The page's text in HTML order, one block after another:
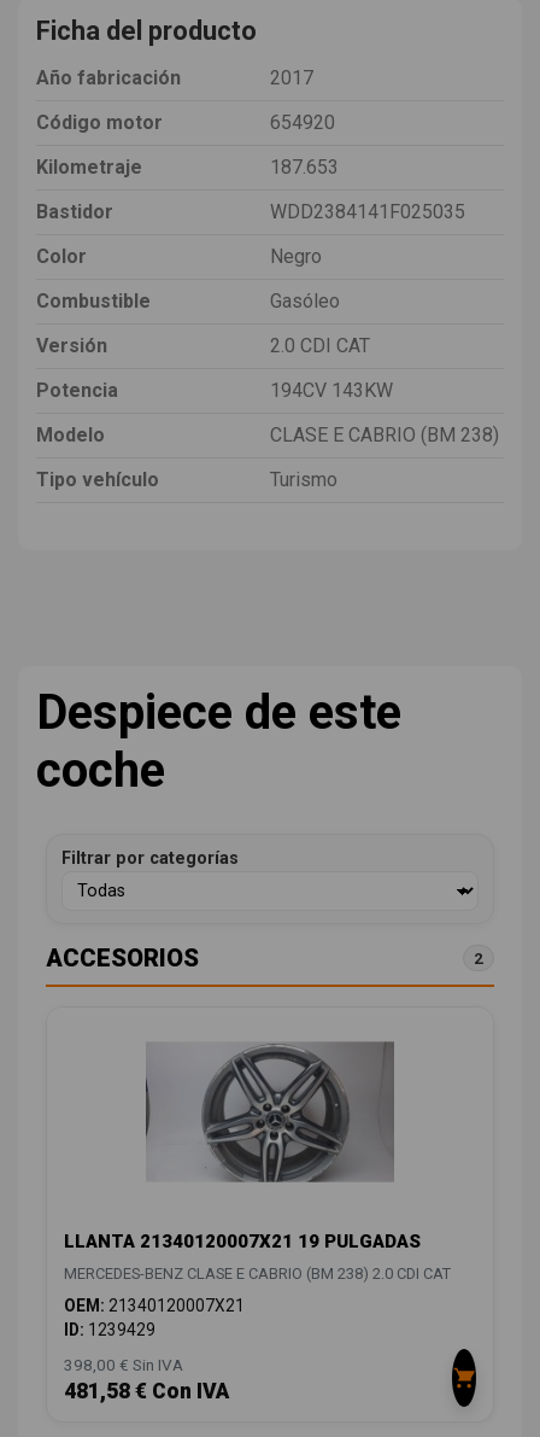
Ficha del producto
Año fabricación
2017
Código motor
654920
Kilometraje
187.653
Bastidor
WDD2384141F025035
Color
Negro
Combustible
Gasóleo
Versión
2.0 CDI CAT
Potencia
194CV 143KW
Modelo
CLASE E CABRIO (BM 238)
Tipo vehículo
Turismo
Despiece de este
coche
Filtrar por categorías
ACCESORIOS 2
LLANTA 21340120007X21 19 PULGADAS
MERCEDES-BENZ CLASE E CABRIO (BM 238) 2.0 CDI CAT
OEM: 21340120007X21
ID: 1239429
398,00 € Sin IVA
481,58 € Con IVA